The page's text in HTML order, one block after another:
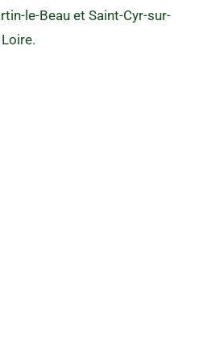
le-Beau et Saint-Cyr-sur-
Loire.